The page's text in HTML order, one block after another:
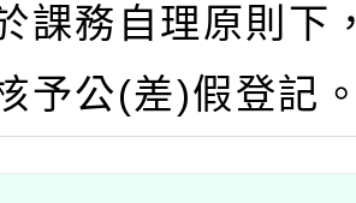
課務自理原則下
予公(差)假登記